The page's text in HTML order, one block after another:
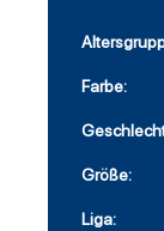
Farbe:
Größe:
Liga: